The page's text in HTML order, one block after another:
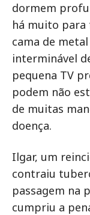
dormem
há muito para
cama de
interminável
pequena TV
podem não
de muitas
doença.
Ilgar, um
contraiu
passagem na
cumpriu a